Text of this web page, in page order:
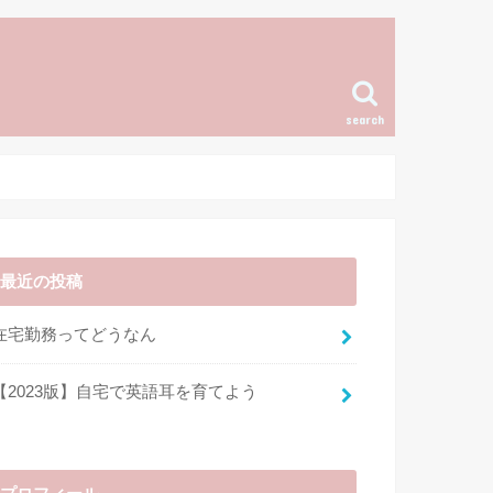
search
最近の投稿
宅勤務ってどうなん
2023版】自宅で英語耳を育てよう